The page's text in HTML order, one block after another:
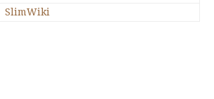
SlimWiki